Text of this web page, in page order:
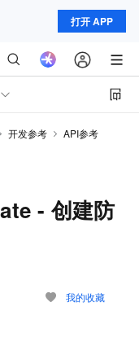
打开 APP
开发参考
API参考
- 创建防
我的收藏